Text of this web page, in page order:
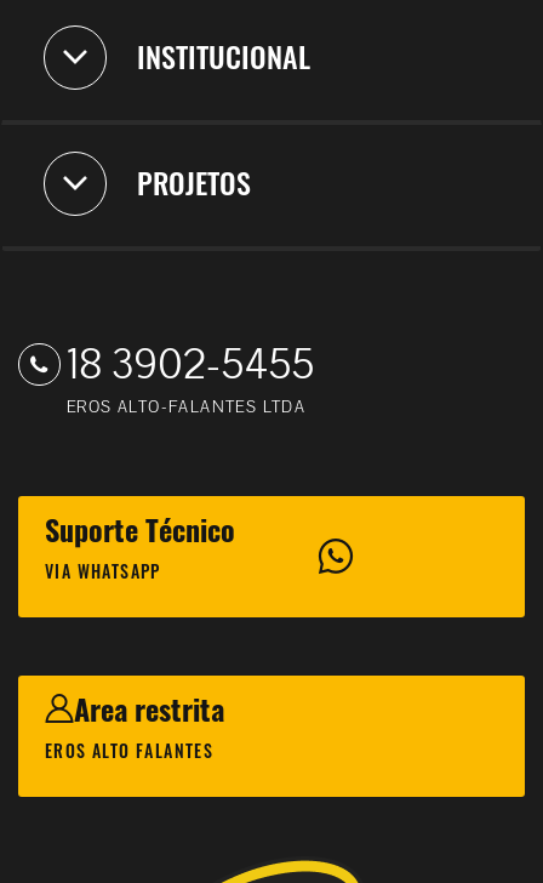
INSTITUCIONAL
PROJETOS
18 3902-5455
EROS ALTO-FALANTES LTDA
Suporte Técnico
VIA WHATSAPP
Area restrita
EROS ALTO FALANTES